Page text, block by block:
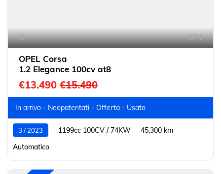
4
OPEL Corsa
1.2 Elegance 100cv at8
€13.490 €15.490
In arrivo - Neopatentati - Offerta - Usato
3 / 2023 1199cc 100CV / 74KW
45,300 km
Automatico